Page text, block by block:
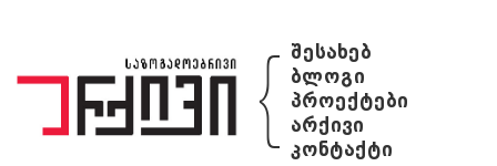
{ შესახებ
ბლოგი
პროექტები
არქივი
კონტაქტი